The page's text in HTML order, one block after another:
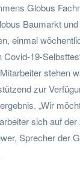
Globus
Baumarkt
einmal
Covid-19-
stehen
zur
„Wir
sich auf
Sprecher der